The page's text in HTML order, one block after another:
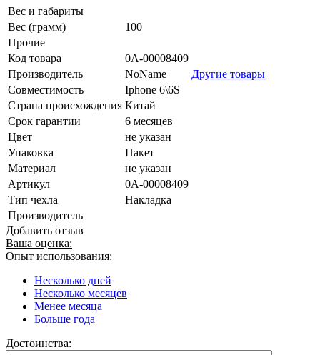
Вес и габариты
Вес (грамм)
100
Прочие
Код товара
0А-00008409
Производитель
NoName
Другие товары
Совместимость
Iphone 6\6S
Страна происхождения Китай
Срок гарантии
6 месяцев
Цвет
не указан
Упаковка
Пакет
Материал
не указан
Артикул
0А-00008409
Тип чехла
Накладка
Производитель
Добавить отзыв
Ваша оценка:
Опыт использования:
Несколько дней
Несколько месяцев
Менее месяца
Больше года
Достоинства: